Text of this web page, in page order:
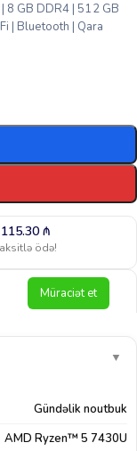
8 GB DDR4 | 512 GB
| Bluetooth | Qara
115.30 ₼
ödə!
Müraciət et
▼
Gündəlik noutbuk
AMD Ryzen™ 5 7430U